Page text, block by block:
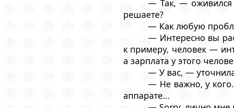
— Так, — оживился
решаете?
— Как любую
— Интересно вы
к примеру, человек —
а зарплата у этого
— У вас, —
— Не важно, у
аппарате...